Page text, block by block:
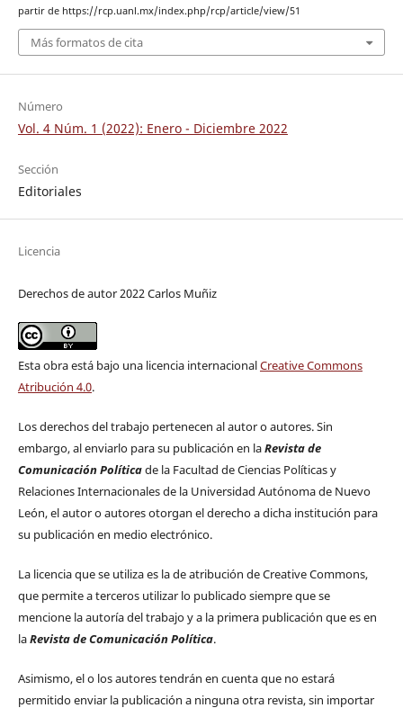
partir de https://rcp.uanl.mx/index.php/rcp/article/view/51
Más formatos de cita
Número
Vol. 4 Núm. 1 (2022): Enero - Diciembre 2022
Sección
Editoriales
Licencia
Derechos de autor 2022 Carlos Muñiz
Esta obra está bajo una licencia internacionalCreative Commons
Atribución 4.0.
Los derechos del trabajo pertenecen al autor o autores. Sin
embargo, al enviarlo para su publicación en laRevista de
Comunicación Políticade la Facultad de Ciencias Políticas y
Relaciones Internacionales de la Universidad Autónoma de Nuevo
León, el autor o autores otorgan el derecho a dicha institución para
su publicación en medio electrónico.
La licencia que se utiliza es la de atribución de Creative Commons,
que permite a terceros utilizar lo publicado siempre que se
mencione la autoría del trabajo y a la primera publicación que es en
laRevista de Comunicación Política.
Asimismo, el o los autores tendrán en cuenta que no estará
permitido enviar la publicación a ninguna otra revista, sin importar